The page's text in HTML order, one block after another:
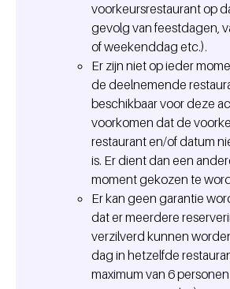
voorkeursrestaurant op
gevolg van feestdagen,
of weekenddag etc.).
Er zijn niet op ieder
de deelnemende
beschikbaar voor deze
voorkomen dat de
restaurant en/of datum
is. Er dient dan een
moment gekozen te
Er kan geen garantie
dat er meerdere
verzilverd kunnen
dag in hetzelfde
maximum van 6